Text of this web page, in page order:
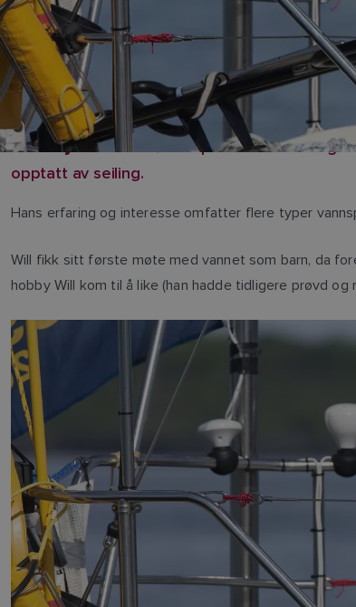
Will Sayer er direktør for produktledelse og
opptatt av seiling.
Hans erfaring og interesse omfatter flere typer
Will fikk sitt første møte med vannet som barn, da
hobby Will kom til å like (han hadde tidligere prøvd